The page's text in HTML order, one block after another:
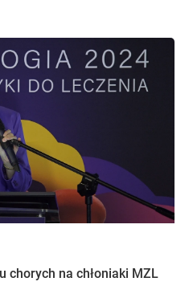
chorych na chłoniaki MZL